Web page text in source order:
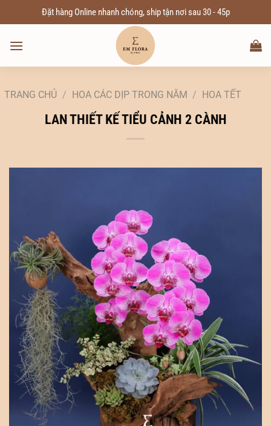
đến
dung
Đặt hàng Online nhanh chóng, ship tận nơi sau 30 - 45p
TRANG CHỦ / HOA CÁC DỊP TRONG NĂM / HOA TẾT
LAN THIẾT KẾ TIỂU CẢNH 2 CÀNH